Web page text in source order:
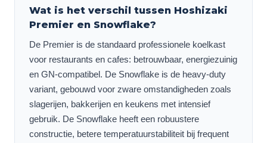
Wat is het verschil tussen Hoshizaki
Premier en Snowflake?
De Premier is de standaard professionele koelkast
voor restaurants en cafes: betrouwbaar, energiezuinig
en GN-compatibel. De Snowflake is de heavy-duty
variant, gebouwd voor zware omstandigheden zoals
slagerijen, bakkerijen en keukens met intensief
gebruik. De Snowflake heeft een robuustere
constructie, betere temperatuurstabiliteit bij frequent